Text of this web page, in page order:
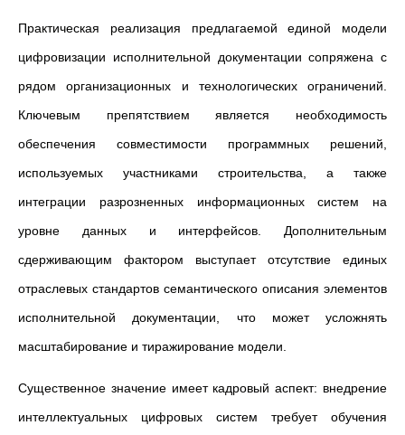
Практическая реализация предлагаемой единой модели
цифровизации исполнительной документации сопряжена с
рядом организационных и технологических ограничений.
Ключевым препятствием является необходимость
обеспечения совместимости программных решений,
используемых участниками строительства, а также
интеграции разрозненных информационных систем на
уровне данных и интерфейсов. Дополнительным
сдерживающим фактором выступает отсутствие единых
отраслевых стандартов семантического описания элементов
исполнительной документации, что может усложнять
масштабирование и тиражирование модели.
Существенное значение имеет кадровый аспект: внедрение
интеллектуальных цифровых систем требует обучения